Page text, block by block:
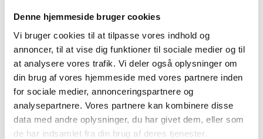
Denne hjemmeside bruger cookies
Vi bruger cookies til at tilpasse vores indhold og
annoncer, til at vise dig funktioner til sociale medier og til
at analysere vores trafik. Vi deler også oplysninger om
din brug af vores hjemmeside med vores partnere inden
for sociale medier, annonceringspartnere og
analysepartnere. Vores partnere kan kombinere disse
data med andre oplysninger, du har givet dem, eller som
de har indsamlet fra din brug af deres tjenester.